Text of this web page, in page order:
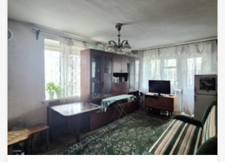
владельцам. Это отличное сочетание цены и качества,
которое позволит вам приобрести комфортное жилье по
доступной цене. Квартира находится в живописном районе с
развитой инфраструктурой. Рядом с домом расположены
остановка общественного транспорта, магазины, храм и
другие объекты. В самом доме есть все необходимое для
комфортного проживания – свежий воздух, толстые
кирпичные стены, что обеспечивает тепло и уют в квартире.
Эта квартира идеально подойдет для семей с детьми,
молодых людей, равно как и для родителей или пожилых
родственников. Рядом с домом находится
общеобразовательная школа №16, что делает район
привлекательным для семей с детьми. Не упустите
возможность стать счастливым обладателем уютной